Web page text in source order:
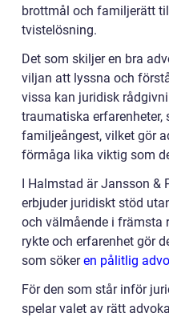
brottmål och familjerätt
tvistelösning.
Det som skiljer en bra
viljan att lyssna och
vissa kan juridisk
traumatiska erfarenheter,
familjeångest, vilket gör
förmåga lika viktig som
I Halmstad är Jansson &
erbjuder juridiskt stöd
och välmående i främsta
rykte och erfarenhet gör
som sökeren pålitlig
För den som står inför
spelar valet av rätt